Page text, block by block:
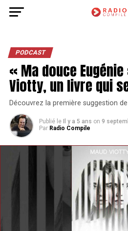
PODCAST
« Ma douce
Viotty, un livre qui
Découvrez la première suggestion
Publié le Il y a 5 ans on 9
Par Radio Compile